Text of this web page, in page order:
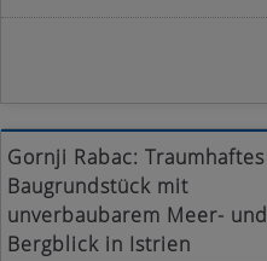
Gornji Rabac: Traumhaftes
Baugrundstück mit
unverbaubarem Meer- und
Bergblick in Istrien